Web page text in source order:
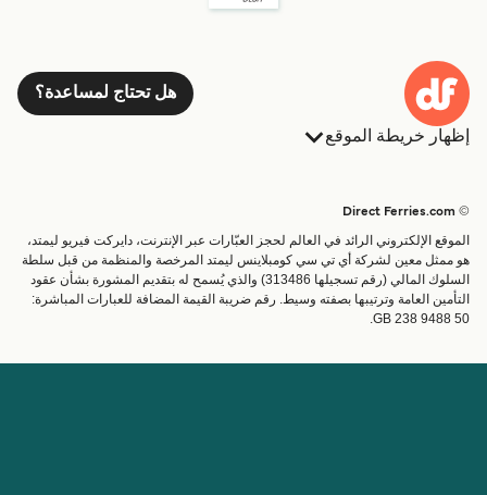
هل تحتاج لمساعدة؟
إظهار خريطة الموقع
البلدان
خدمات الزبائن
الباحث عن الرحلات والموانئ
تذاكر العبّارة
العبارات
شحن
عبارة صغيرة
القطار والعبارة
الموقع الإلكتروني الرائد في العالم لحجز العبّارات عبر الإنترنت، دايركت فيريو ليمتد،
هو ممثل معين لشركة أي تي سي كومبلاينس ليمتد المرخصة والمنظمة من قبل سلطة
السلوك المالي (رقم تسجيلها 313486) والذي يُسمح له بتقديم المشورة بشأن عقود
التأمين العامة وترتيبها بصفته وسيط. رقم ضريبة القيمة المضافة للعبارات المباشرة:
GB 238 9488 50.